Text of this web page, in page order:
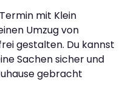
mit Klein
Umzug von
gestalten. Du kannst
Sachen sicher und
gebracht